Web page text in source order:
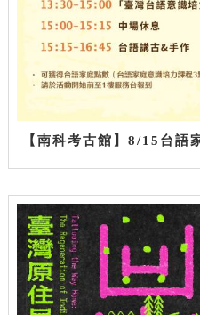
【南科考古館】8/15台語